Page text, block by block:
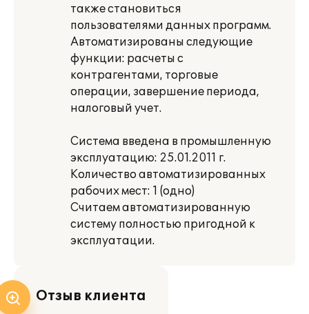
также становиться
пользователями данных программ.
Автоматизированы следующие
функции: расчеты с
контрагентами, торговые
операции, завершение периода,
налоговый учет.
Система введена в промышленную
эксплуатацию: 25.01.2011 г.
Количество автоматизированных
рабочих мест: 1 (одно)
Считаем автоматизированную
систему полностью пригодной к
эксплуатации.
Отзыв клиента